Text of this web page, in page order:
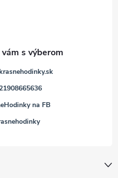
na FB